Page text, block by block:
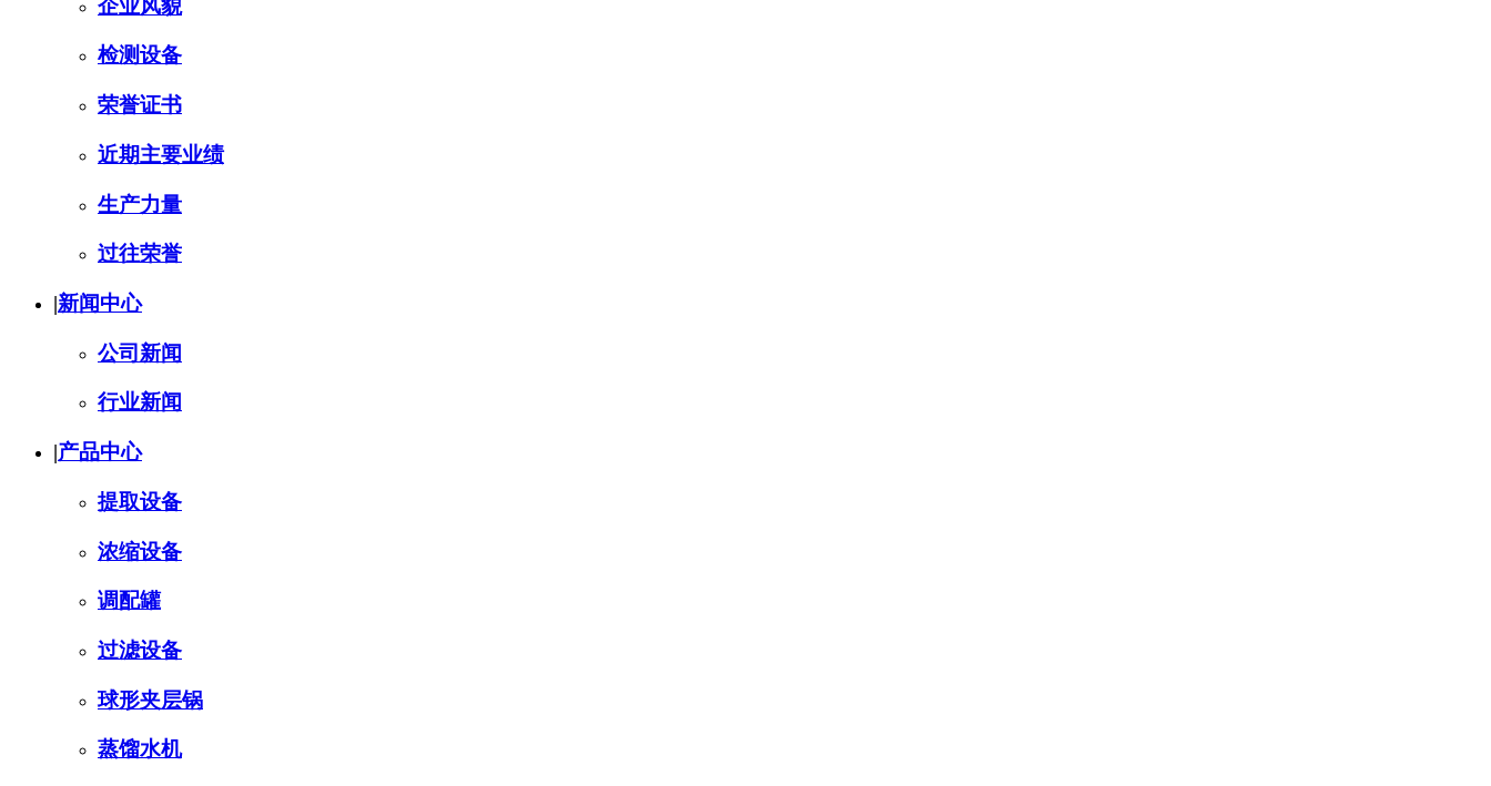
企业风貌
检测设备
荣誉证书
近期主要业绩
生产力量
过往荣誉
|新闻中心
公司新闻
行业新闻
|产品中心
提取设备
浓缩设备
调配罐
过滤设备
球形夹层锅
蒸馏水机